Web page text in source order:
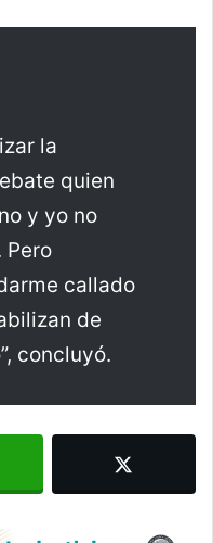
la
quien
y yo no
Pero
callado
de
concluyó.